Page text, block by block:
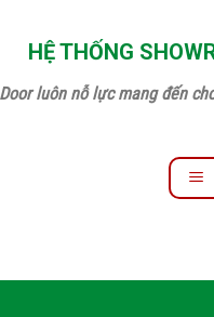
HỆ THỐNG
luôn nỗ lực mang đến